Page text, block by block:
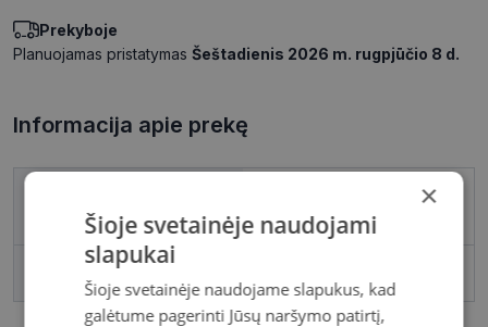
Prekyboje
Planuojamas pristatymas Šeštadienis 2026 m. rugpjūčio 8 d.
Informacija apie prekę
ADVANCED
×
Šioje svetainėje naudojami
slapukai
Šioje svetainėje naudojame slapukus, kad
galėtume pagerinti Jūsų naršymo patirtį,